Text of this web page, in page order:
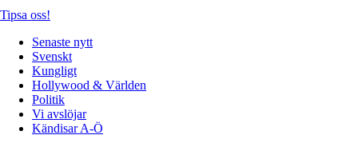
Tipsa oss!
Senaste nytt
Svenskt
Kungligt
Hollywood & Världen
Politik
Vi avslöjar
Kändisar A-Ö